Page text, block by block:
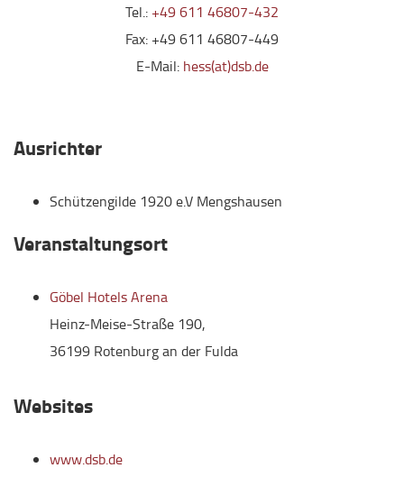
Tel.:+49 611 46807-432
Fax: +49 611 46807-449
E-Mail: hess(at)dsb.de
Ausrichter
Schützengilde 1920 e.V Mengshausen
Veranstaltungsort
Göbel Hotels Arena
Heinz-Meise-Straße 190,
36199 Rotenburg an der Fulda
Websites
www.dsb.de